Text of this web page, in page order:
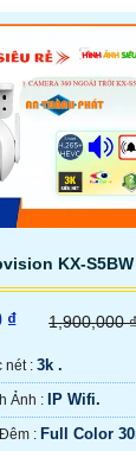
KX-S5BW
₫ 1,900,000 ₫
nét : 3k .
🕉️ Công Nghệ Hình Ảnh : IP Wifi.
✪ Xem Được Ban Đêm : Full Color